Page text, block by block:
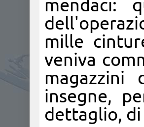
mendaci:
mille
veniva
insegne,
dettaglio,